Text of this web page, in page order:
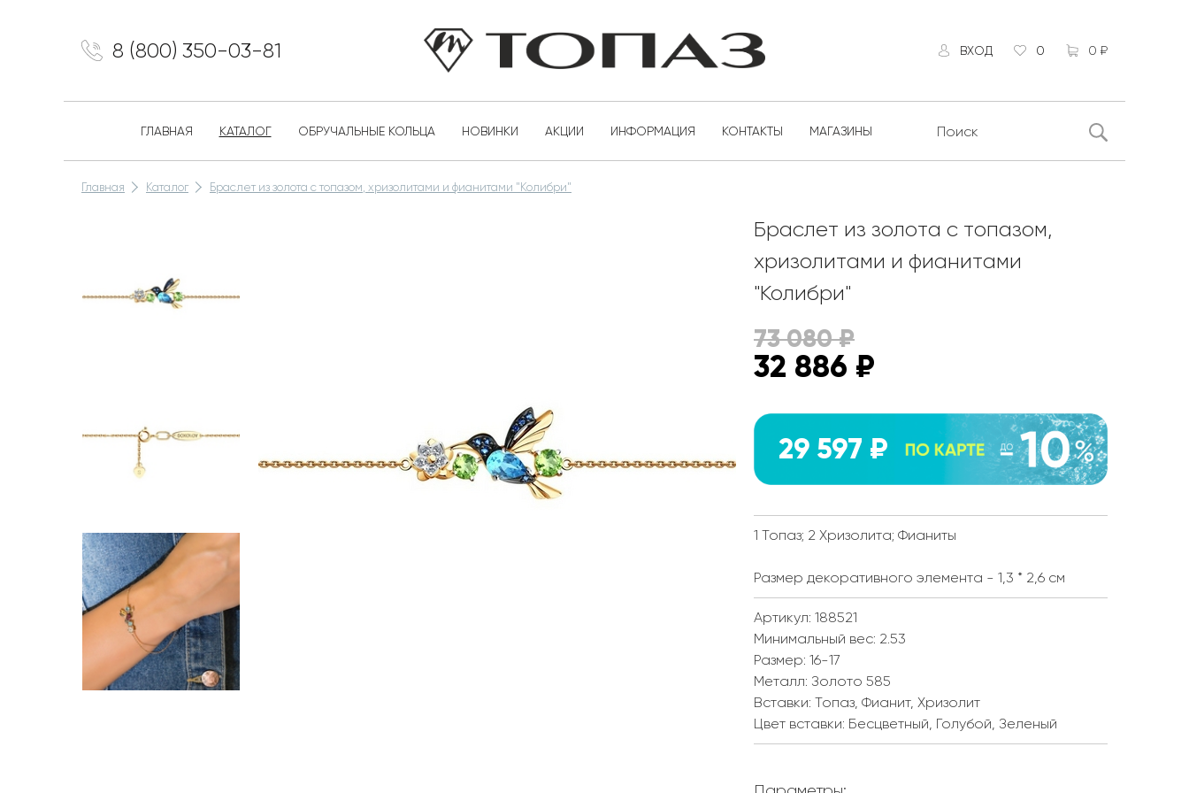
8 (800) 350-03-81 ВХОД 0 0 ₽
ГЛАВНАЯ КАТАЛОГ ОБРУЧАЛЬНЫЕ КОЛЬЦА НОВИНКИ АКЦИИ ИНФОРМАЦИЯ КОНТАКТЫ МАГАЗИНЫ
Главная Каталог Браслет из золота с топазом, хризолитами и фианитами "Колибри"
Браслет из золота с топазом,
хризолитами и фианитами
"Колибри"
73 080₽
32 886 ₽
29 597 ₽
1 Топаз; 2 Хризолита; Фианиты
Размер декоративного элемента - 1,3 * 2,6 см
Артикул: 188521
Минимальный вес: 2.53
Размер: 16-17
Металл: Золото 585
Вставки: Топаз, Фианит, Хризолит
Цвет вставки: Бесцветный, Голубой, Зеленый